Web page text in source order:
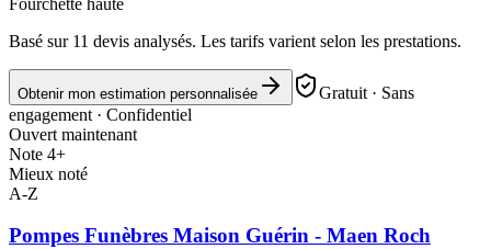
Basé sur 11 devis analysés. Les tarifs varient selon les prestations.
Obtenir mon estimation personnalisée
Gratuit · Sans
engagement · Confidentiel
Ouvert maintenant
Note 4+
Mieux noté
A-Z
Pompes Funèbres Maison Guérin - Maen Roch